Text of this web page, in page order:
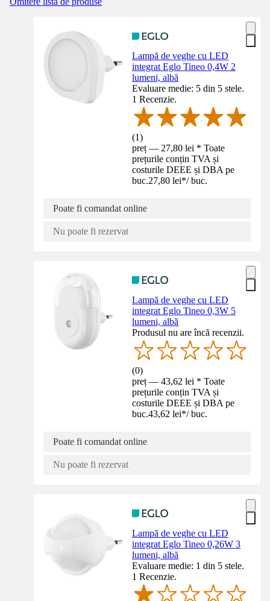
Lampă de veghe cu LED
integrat Eglo Tineo 0,4W 2
lumeni, albă
Evaluare medie: 5 din 5 stele.
1 Recenzie.
(1)
preț — 27,80 lei * Toate
prețurile conțin TVA și
costurile DEEE și DBA pe
buc.27,80 lei*/ buc.
Poate fi comandat online
Nu poate fi rezervat
Lampă de veghe cu LED
integrat Eglo Tineo 0,3W 5
lumeni, albă
Produsul nu are încă recenzii.
(0)
preț — 43,62 lei * Toate
prețurile conțin TVA și
costurile DEEE și DBA pe
buc.43,62 lei*/ buc.
Poate fi comandat online
Nu poate fi rezervat
Lampă de veghe cu LED
integrat Eglo Tineo 0,26W 3
lumeni, albă
Evaluare medie: 1 din 5 stele.
1 Recenzie.